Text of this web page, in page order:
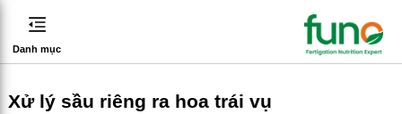
Danh mục
Xử lý sầu riêng ra hoa trái vụ